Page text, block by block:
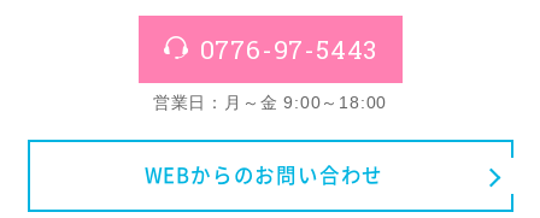
0776-97-5443
営業日：月～金 9:00～18:00
WEBからのお問い合わせ